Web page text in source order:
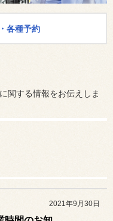
各種予約
関する情報をお伝えしま
2021年9月30日